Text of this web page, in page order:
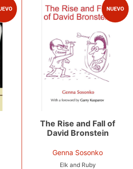
The Rise and Fall of
David Bronstein
Genna Sosonko
Elk and Ruby